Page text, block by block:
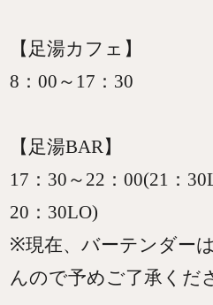
【足湯カフェ】
8：00～17：30
【足湯BAR】
17：30～22：00(21：
20：30LO)
※現在、バーテンダー
んので予めご了承くだ